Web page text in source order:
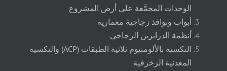
الوحدات المجمَّعة على أرض المشروع
أبواب ونوافذ زجاجية معمارية
أنظمة الدرابزين الزجاجي
التكسية بالألومنيوم ثلاثية الطبقات (ACP) والتكسية
المعدنية الزخرفية